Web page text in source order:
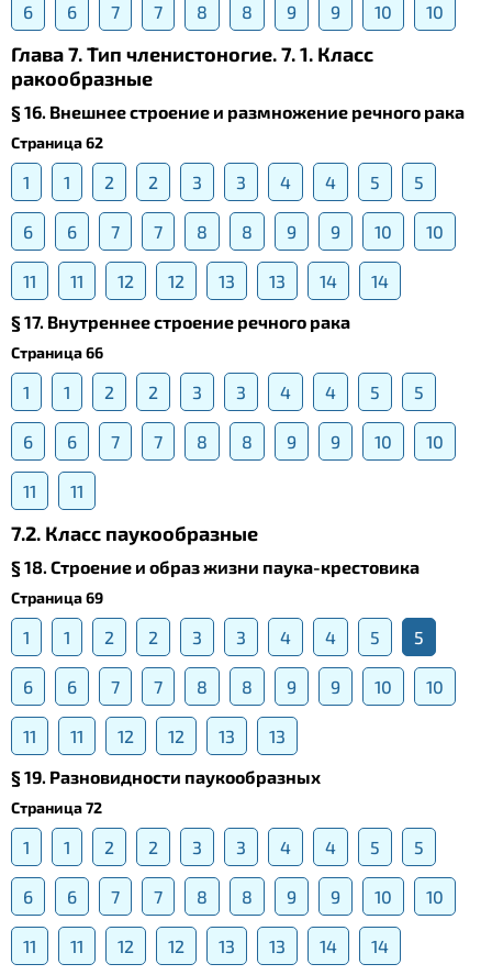
6 6 7 7 8 8 9 9 10 10
Глава 7. Тип членистоногие. 7. 1. Класс
ракообразные
§ 16. Внешнее строение и размножение речного рака
Страница 62
1 1 2 2 3 3 4 4 5 5
6 6 7 7 8 8 9 9 10 10
11 11 12 12 13 13 14
14
§ 17. Внутреннее строение речного рака
Страница 66
1 1 2 2 3 3 4 4 5 5
6 6 7 7 8 8 9 9 10 10
11 11
7.2. Класс паукообразные
§ 18. Строение и образ жизни паука-крестовика
Страница 69
1 1 2 2 3 3 4 4 5 5
6 6 7 7 8 8 9 9 10 10
11 11 12 12 13
13
§ 19. Разновидности паукообразных
Страница 72
1 1 2 2 3 3 4 4 5 5
6 6 7 7 8 8 9 9 10 10
11 11 12 12 13 13 14 14